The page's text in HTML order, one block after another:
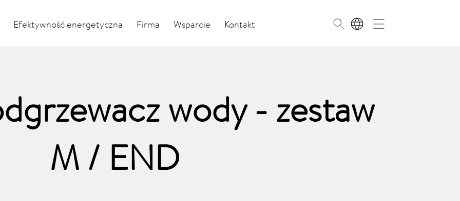
Efektywność energetyczna Firma Wsparcie Kontakt PL
wody - zestaw
M / END